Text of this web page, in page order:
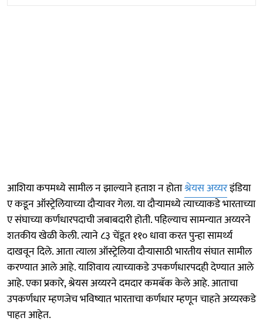
आशिया कपमध्ये सामील न झाल्याने हताश न होताश्रेयस अय्यरइंडिया
ए कडून ऑस्ट्रेलियाच्या दौऱ्यावर गेला. या दौऱ्यामध्ये त्याच्याकडे भारताच्या
ए संघाच्या कर्णधारपदाची जबाबदारी होती. पहिल्याच सामन्यात अय्यरने
शतकीय खेळी केली. त्याने ८३ चेंडूत ११० धावा करत पुन्हा सामर्थ्य
दाखवून दिले. आता त्याला ऑस्ट्रेलिया दौऱ्यासाठी भारतीय संघात सामील
करण्यात आले आहे. याशिवाय त्याच्याकडे उपकर्णधारपदही देण्यात आले
आहे. एका प्रकारे, श्रेयस अय्यरने दमदार कमबॅक केले आहे. आताचा
उपकर्णधार म्हणजेच भविष्यात भारताचा कर्णधार म्हणून चाहते अय्यरकडे
पाहत आहेत.